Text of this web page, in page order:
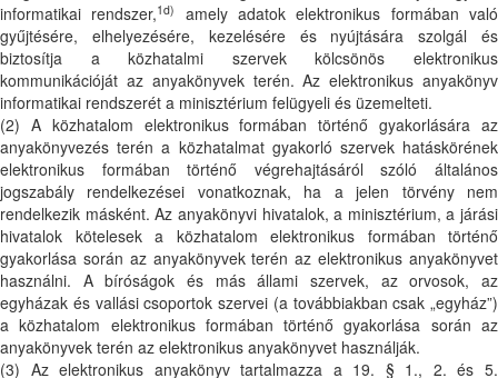
informatikai rendszer,1d)
amely adatok elektronikus formában való
gyűjtésére, elhelyezésére, kezelésére és nyújtására szolgál és
biztosítja a közhatalmi szervek kölcsönös elektronikus
kommunikációját az anyakönyvek terén. Az elektronikus anyakönyv
informatikai rendszerét a minisztérium felügyeli és üzemelteti.
(2) A közhatalom elektronikus formában történő gyakorlására az
anyakönyvezés terén a közhatalmat gyakorló szervek hatáskörének
elektronikus formában történő végrehajtásáról szóló általános
jogszabály rendelkezései vonatkoznak, ha a jelen törvény nem
rendelkezik másként. Az anyakönyvi hivatalok, a minisztérium, a járási
hivatalok kötelesek a közhatalom elektronikus formában történő
gyakorlása során az anyakönyvek terén az elektronikus anyakönyvet
használni. A bíróságok és más állami szervek, az orvosok, az
egyházak és vallási csoportok szervei (a továbbiakban csak „egyház”)
a közhatalom elektronikus formában történő gyakorlása során az
anyakönyvek terén az elektronikus anyakönyvet használják.
(3) Az elektronikus anyakönyv tartalmazza a 19. § 1., 2. és 5.